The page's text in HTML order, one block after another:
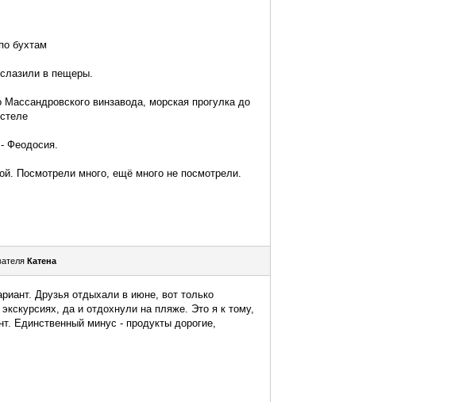
бухтам
в пещеры.
винзавода, морская прогулка до
Феодосия.
Посмотрели много, ещё много не посмотрели.
Катена
Друзья отдыхали в июне, вот только
да и отдохнули на пляже. Это я к тому,
Единственный минус - продукты дорогие,